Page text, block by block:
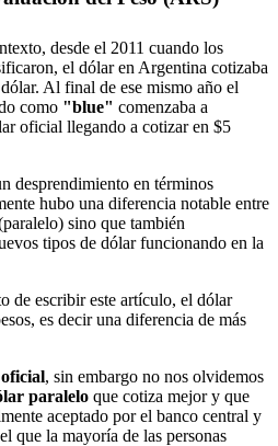
desde el 2011 cuando los
el dólar en Argentina cotizaba
Al final de ese mismo año el
como "blue" comenzaba a
oficial llegando a cotizar en $5
desprendimiento en términos
hubo una diferencia notable entre
sino que también
tipos de dólar funcionando en la
de escribir este artículo, el dólar
es decir una diferencia de más
, sin embargo no nos olvidemos
paralelo que cotiza mejor y que
aceptado por el banco central y
que la mayoría de las personas